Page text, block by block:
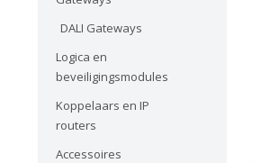
DALI Gateways
Logica en
beveiligingsmodules
Koppelaars en IP
routers
Accessoires